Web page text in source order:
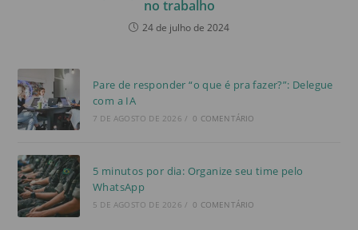
no trabalho
24 de julho de 2024
Pare de responder “o que é pra fazer?”: Delegue
com a IA
7 DE AGOSTO DE 2026 / 0 COMENTÁRIO
5 minutos por dia: Organize seu time pelo
WhatsApp
5 DE AGOSTO DE 2026 / 0 COMENTÁRIO